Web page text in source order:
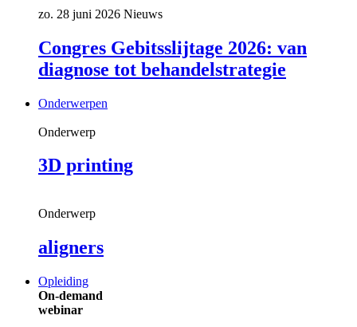
zo. 28 juni 2026 Nieuws
Congres Gebitsslijtage 2026: van
diagnose tot behandelstrategie
Onderwerpen
Onderwerp
3D printing
Onderwerp
aligners
Opleiding
On-demand
webinar